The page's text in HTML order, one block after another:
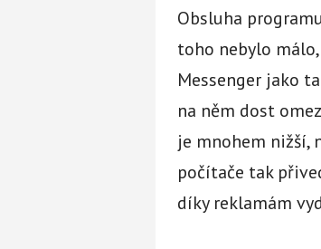
Obsluha
toho nebylo málo,
Messenger jako
na něm dost
je mnohem nižší,
počítače tak
díky reklamám